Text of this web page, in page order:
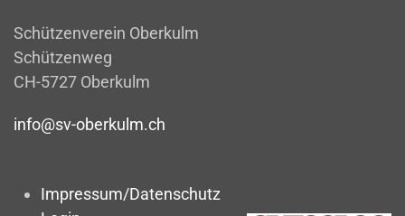
Schützenverein Oberkulm
Schützenweg
CH-5727 Oberkulm
info@sv-oberkulm.ch
Impressum/Datenschutz